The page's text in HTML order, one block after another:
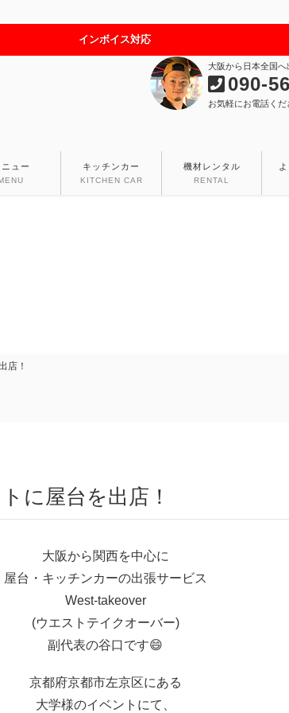
インボイス対応
大阪から日本全国
090-
お気軽にお電話くだ
ニュー キッチンカー
KITCHEN CAR
機材レンタル
RENTAL
店！
に屋台を出店！
大阪から関西を中心に
屋台・キッチンカーの出張サービス
West-takeover
(ウエストテイクオーバー)
副代表の谷口です😄
京都府京都市左京区にある
大学様のイベントにて、